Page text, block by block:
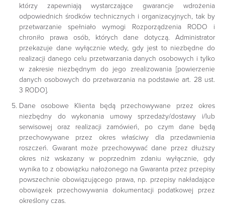
którzy zapewniają wystarczające gwarancje wdrożenia
odpowiednich środków technicznych i organizacyjnych, tak by
przetwarzanie spełniało wymogi Rozporządzenia RODO i
chroniło prawa osób, których dane dotyczą. Administrator
przekazuje dane wyłącznie wtedy, gdy jest to niezbędne do
realizacji danego celu przetwarzania danych osobowych i tylko
w zakresie niezbędnym do jego zrealizowania [powierzenie
danych osobowych do przetwarzania na podstawie art. 28 ust.
3 RODO].
Dane osobowe Klienta będą przechowywane przez okres
niezbędny do wykonania umowy sprzedaży/dostawy i/lub
serwisowej oraz realizacji zamówień, po czym dane będą
przechowywane przez okres właściwy dla przedawnienia
roszczeń. Gwarant może przechowywać dane przez dłuższy
okres niż wskazany w poprzednim zdaniu wyłącznie, gdy
wynika to z obowiązku nałożonego na Gwaranta przez przepisy
powszechnie obowiązującego prawa, np. przepisy nakładające
obowiązek przechowywania dokumentacji podatkowej przez
określony czas.